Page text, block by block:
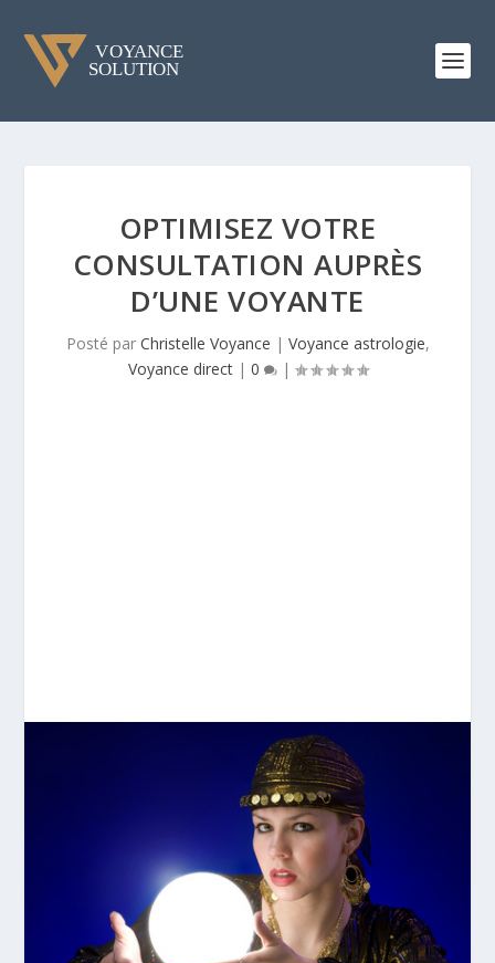
OPTIMISEZ VOTRE
CONSULTATION AUPRÈS
D’UNE VOYANTE
Posté par Christelle Voyance | Voyance astrologie,
Voyance direct| 0 |